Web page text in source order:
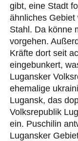
gibt, eine Stadt
ähnliches
Stahl. Da könne
vorgehen.
Kräfte dort seit
eingebunkert,
Lugansker
ehemalige
Lugansk, das
Volksrepublik
ein. Puschilin
Lugansker